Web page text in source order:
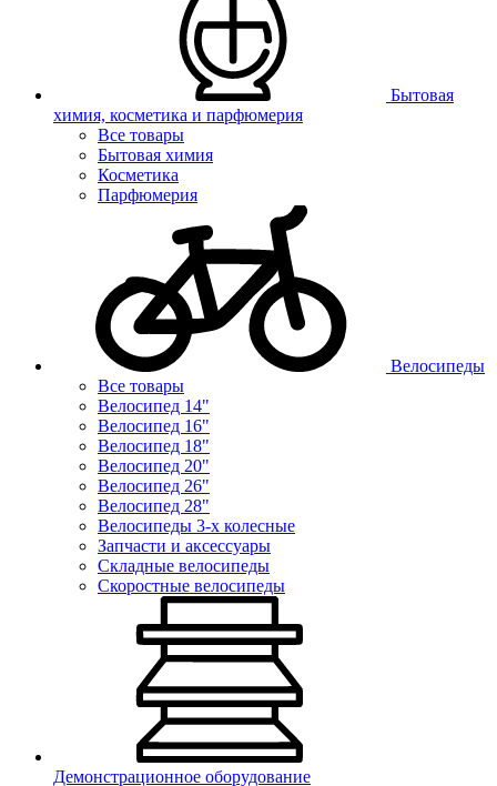
Бытовая
химия, косметика и парфюмерия
Все товары
Бытовая химия
Косметика
Парфюмерия
Велосипеды
Все товары
Велосипед 14"
Велосипед 16"
Велосипед 18"
Велосипед 20"
Велосипед 26"
Велосипед 28"
Велосипеды 3-х колесные
Запчасти и аксессуары
Складные велосипеды
Скоростные велосипеды
Демонстрационное оборудование